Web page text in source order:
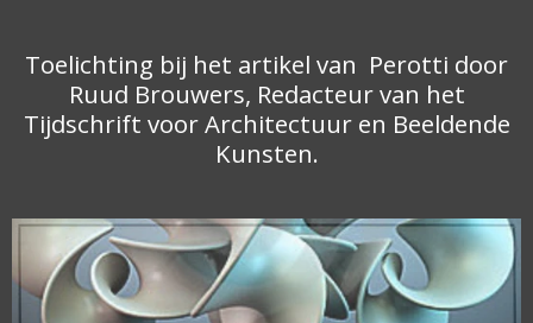
Toelichting bij het artikel van Perotti door
Ruud Brouwers, Redacteur van het
Tijdschrift voor Architectuur en Beeldende
Kunsten.